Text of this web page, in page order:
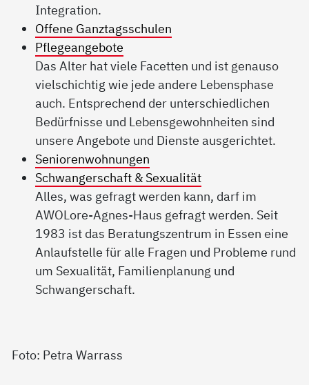
Integration.
Offene Ganztagsschulen
Pflegeangebote
Das Alter hat viele Facetten und ist genauso
vielschichtig wie jede andere Lebensphase
auch. Entsprechend der unterschiedlichen
Bedürfnisse und Lebensgewohnheiten sind
unsere Angebote und Dienste ausgerichtet.
Seniorenwohnungen
Schwangerschaft & Sexualität
Alles, was gefragt werden kann, darf im
AWOLore-Agnes-Haus gefragt werden. Seit
1983 ist das Beratungszentrum in Essen eine
Anlaufstelle für alle Fragen und Probleme rund
um Sexualität, Familienplanung und
Schwangerschaft.
Foto: Petra Warrass